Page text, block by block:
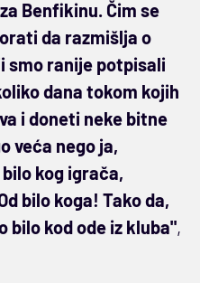
Benfikinu. Čim se
da razmišlja o
smo ranije potpisali
dana tokom kojih
i doneti neke bitne
veća nego ja,
kog igrača,
bilo koga! Tako da,
bilo kod ode iz kluba",